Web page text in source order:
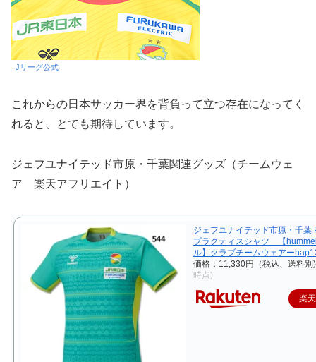
Jリーグ公式
これからの日本サッカー界を背負って立つ存在になってく
れると、とても期待しています。
ジェフユナイテッド市原・千葉関連グッズ（チームウェ
ア 楽天アフリエイト）
ジェフユナイテッド市原・千葉
プラクティスシャツ 【
ル】クラブチームウェアー
価格：11,330円（税込、送料別)
時点)
楽